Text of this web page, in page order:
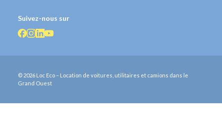
Suivez-nous sur
© 2026 Loc Eco – Location de voitures, utilitaires et camions dans le
Grand Ouest